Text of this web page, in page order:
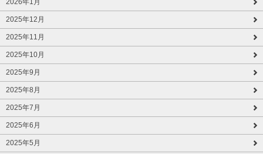
2025年12月
2025年11月
2025年10月
2025年9月
2025年8月
2025年7月
2025年6月
2025年5月